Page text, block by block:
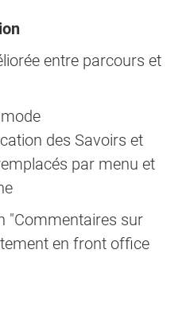
entre parcours et
des Savoirs et
par menu et
"Commentaires sur
en front office